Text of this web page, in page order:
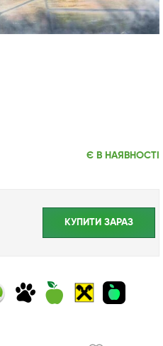
Є В НАЯВНОСТІ
КУПИТИ ЗАРАЗ